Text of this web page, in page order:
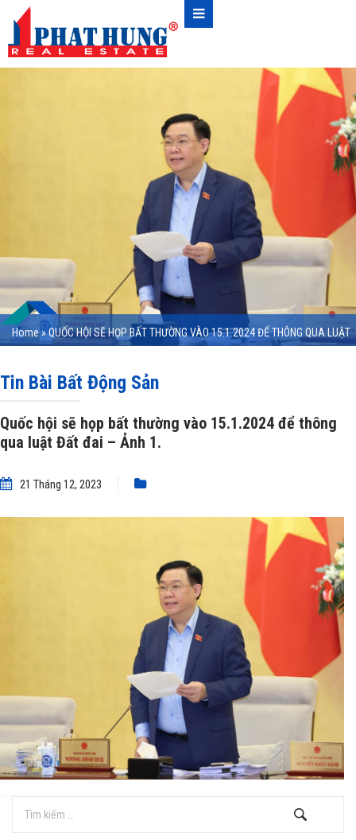
Home»QUỐC HỘI SẼ HỌP BẤT THƯỜNG VÀO 15.1.2024 ĐỂ THÔNG QUA LUẬT
Tin Bài Bất Động Sản
Quốc hội sẽ họp bất thường vào 15.1.2024 để thông
qua luật Đất đai – Ảnh 1.
21 Tháng 12, 2023